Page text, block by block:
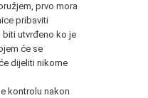
prvo mora
pribaviti
utvrđeno ko je
će se
dijeliti nikome
kontrolu nakon